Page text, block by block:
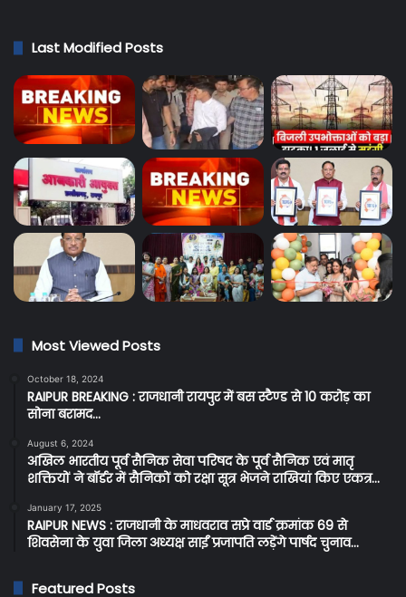
Last Modified Posts
Most Viewed Posts
October 18, 2024
RAIPUR BREAKING : राजधानी रायपुर में बस स्टैण्ड से 10 करोड़ का
सोना बरामद…
August 6, 2024
अखिल भारतीय पूर्व सैनिक सेवा परिषद के पूर्व सैनिक एवं मातृ
शक्तियों ने बॉर्डर में सैनिकों को रक्षा सूत्र भेजने राखियां किए एकत्र…
January 17, 2025
RAIPUR NEWS : राजधानी के माधवराव सप्रे वार्ड क्रमांक 69 से
शिवसेना के युवा जिला अध्यक्ष साईं प्रजापति लड़ेंगे पार्षद चुनाव…
Featured Posts